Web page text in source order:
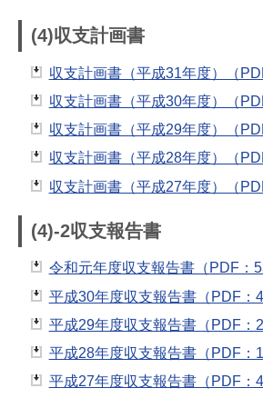
(4)収支計画書
収支計画書（平成31年度）（
収支計画書（平成30年度）（
収支計画書（平成29年度）（
収支計画書（平成28年度）（
収支計画書（平成27年度）（
(4)-2収支報告書
令和元年度収支報告書（PDF：
平成30年度収支報告書（PDF：
平成29年度収支報告書（PDF：
平成28年度収支報告書（PDF：
平成27年度収支報告書（PDF：